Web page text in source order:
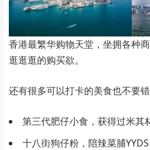
香港最繁华购物天堂，坐拥各种
逛逛逛的购买欲。
还有很多可以打卡的美食也不要
第三代肥仔小食，获得过米其
十八街狗仔粉，陪辣菜脯